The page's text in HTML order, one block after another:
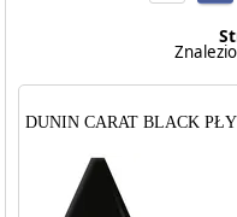
DUNIN CARAT BLACK